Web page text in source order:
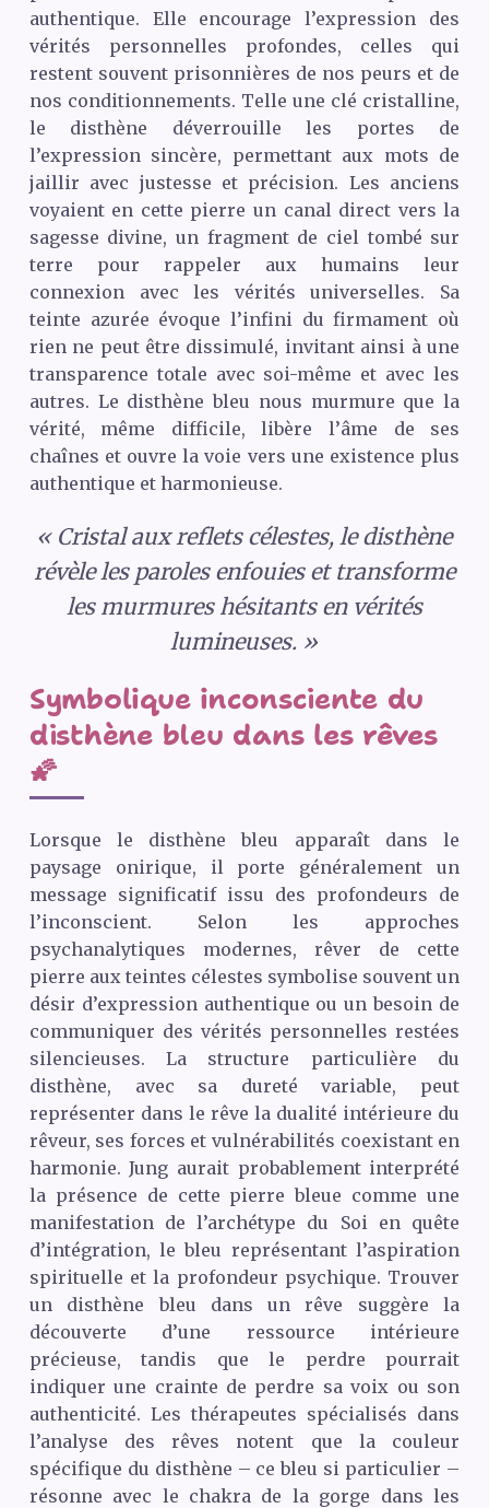
authentique. Elle encourage l’expression des
vérités personnelles profondes, celles qui
restent souvent prisonnières de nos peurs et de
nos conditionnements. Telle une clé cristalline,
le disthène déverrouille les portes de
l’expression sincère, permettant aux mots de
jaillir avec justesse et précision. Les anciens
voyaient en cette pierre un canal direct vers la
sagesse divine, un fragment de ciel tombé sur
terre pour rappeler aux humains leur
connexion avec les vérités universelles. Sa
teinte azurée évoque l’infini du firmament où
rien ne peut être dissimulé, invitant ainsi à une
transparence totale avec soi-même et avec les
autres. Le disthène bleu nous murmure que la
vérité, même difficile, libère l’âme de ses
chaînes et ouvre la voie vers une existence plus
authentique et harmonieuse.
« Cristal aux reflets célestes, le disthène
révèle les paroles enfouies et transforme
les murmures hésitants en vérités
lumineuses. »
Symbolique inconsciente du
disthène bleu dans les rêves
🌠
Lorsque le disthène bleu apparaît dans le
paysage onirique, il porte généralement un
message significatif issu des profondeurs de
l’inconscient. Selon les approches
psychanalytiques modernes, rêver de cette
pierre aux teintes célestes symbolise souvent un
désir d’expression authentique ou un besoin de
communiquer des vérités personnelles restées
silencieuses. La structure particulière du
disthène, avec sa dureté variable, peut
représenter dans le rêve la dualité intérieure du
rêveur, ses forces et vulnérabilités coexistant en
harmonie. Jung aurait probablement interprété
la présence de cette pierre bleue comme une
manifestation de l’archétype du Soi en quête
d’intégration, le bleu représentant l’aspiration
spirituelle et la profondeur psychique. Trouver
un disthène bleu dans un rêve suggère la
découverte d’une ressource intérieure
précieuse, tandis que le perdre pourrait
indiquer une crainte de perdre sa voix ou son
authenticité. Les thérapeutes spécialisés dans
l’analyse des rêves notent que la couleur
spécifique du disthène – ce bleu si particulier –
résonne avec le chakra de la gorge dans les